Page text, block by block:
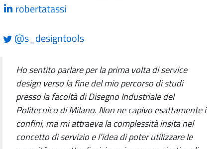
robertatassi
@s_designtools
Ho sentito parlare per la prima volta di service
design verso la fine del mio percorso di studi
presso la facoltà di Disegno Industriale del
Politecnico di Milano. Non ne capivo esattamente i
confini, ma mi attraeva la complessità insita nel
concetto di servizio e l’idea di poter utilizzare le